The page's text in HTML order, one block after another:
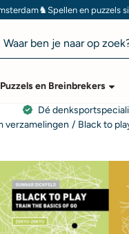
♞Spellen en puzzels
Zoeken
Puzzels en Breinbrekers
Dé
verzamelingen / Black to